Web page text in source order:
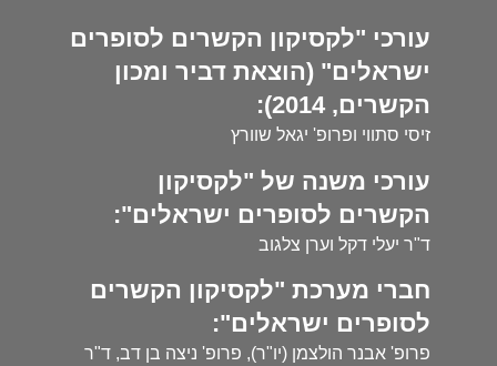
עורכי "לקסיקון הקשרים לסופרים
ישראלים" (הוצאת דביר ומכון
הקשרים, 2014):
זיסי סתווי ופרופ' יגאל שוורץ
עורכי משנה של "לקסיקון
הקשרים לסופרים ישראלים":
ד"ר יעלי דקל וערן צלגוב
חברי מערכת "לקסיקון הקשרים
לסופרים ישראלים":
פרופ' אבנר הולצמן (יו"ר), פרופ' ניצה בן דב, ד"ר